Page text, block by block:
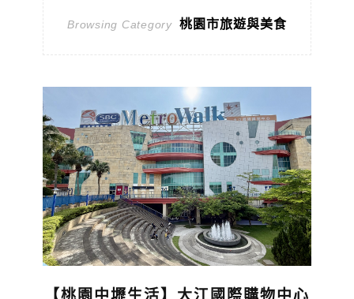
Browsing Category 桃園市旅遊與美食
【桃園中壢生活】大江國際購物中心